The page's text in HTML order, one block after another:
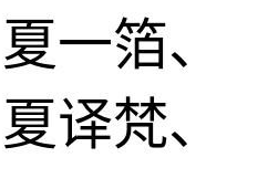
一箔、
译梵、